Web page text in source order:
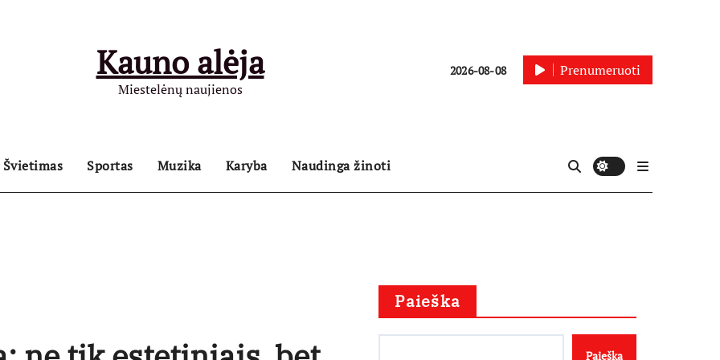
Kauno alėja
Miestelėnų naujienos
2026-08-08 Prenumeruoti
Švietimas Sportas Muzika Karyba Naudinga žinoti
Paieška
Paieška